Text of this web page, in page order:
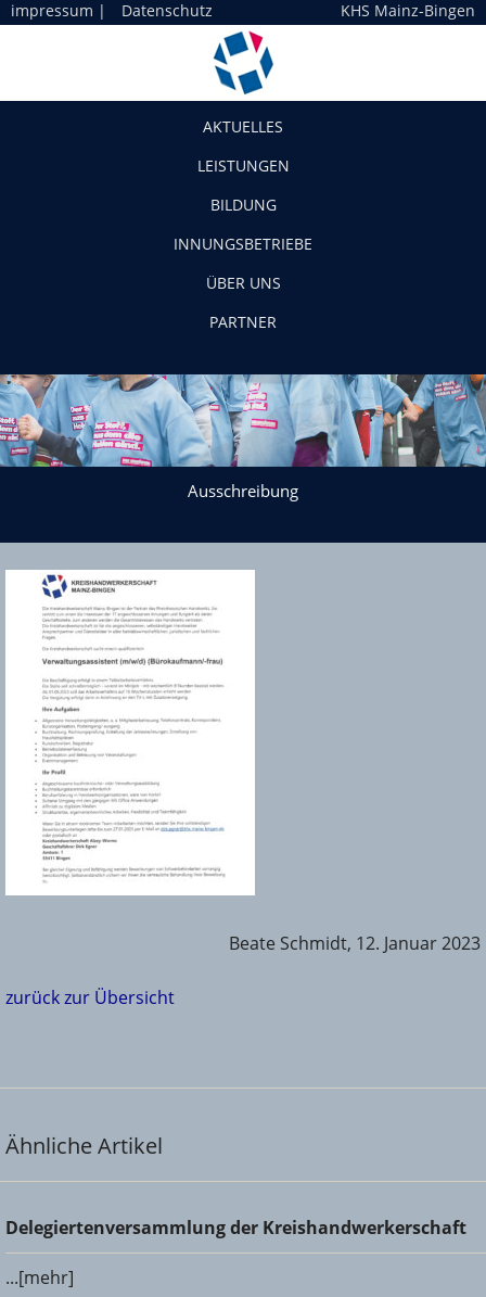
impressum | Datenschutz KHS Mainz-Bingen
AKTUELLES
LEISTUNGEN
BILDUNG
INNUNGSBETRIEBE
ÜBER UNS
PARTNER
Ausschreibung
Beate Schmidt, 12. Januar 2023
zurück zur Übersicht
Ähnliche Artikel
Delegiertenversammlung der Kreishandwerkerschaft
Delegiertenversammlung der Kreishandwerkerschaft
...[mehr]